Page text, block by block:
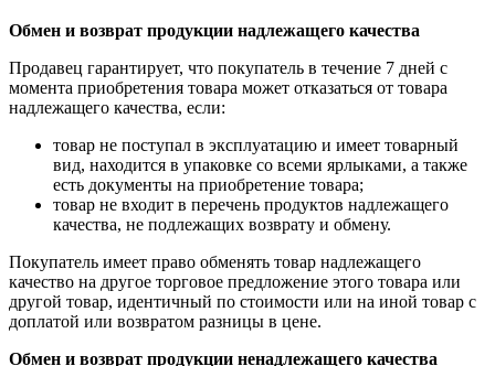
Обмен и возврат продукции надлежащего качества
Продавец гарантирует, что покупатель в течение 7 дней с
момента приобретения товара может отказаться от товара
надлежащего качества, если:
товар не поступал в эксплуатацию и имеет товарный
вид, находится в упаковке со всеми ярлыками, а также
есть документы на приобретение товара;
товар не входит в перечень продуктов надлежащего
качества, не подлежащих возврату и обмену.
Покупатель имеет право обменять товар надлежащего
качество на другое торговое предложение этого товара или
другой товар, идентичный по стоимости или на иной товар с
доплатой или возвратом разницы в цене.
Обмен и возврат продукции ненадлежащего качества